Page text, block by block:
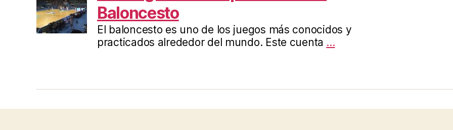
Baloncesto
El baloncesto es uno de los juegos más conocidos y
practicados alrededor del mundo. Este cuenta ...